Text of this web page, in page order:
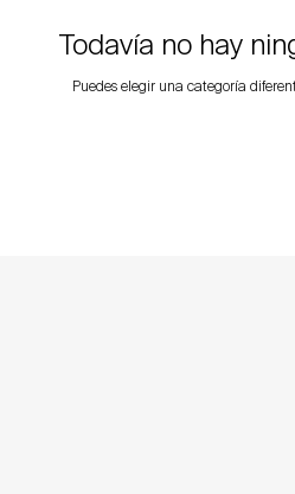
Todavía no hay
Puedes elegir una categoría